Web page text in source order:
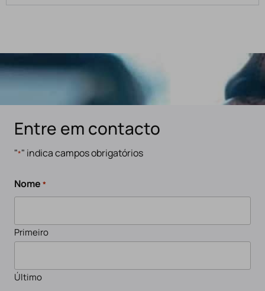
Entre em contacto
"*" indica campos obrigatórios
Nome *
Primeiro
Último